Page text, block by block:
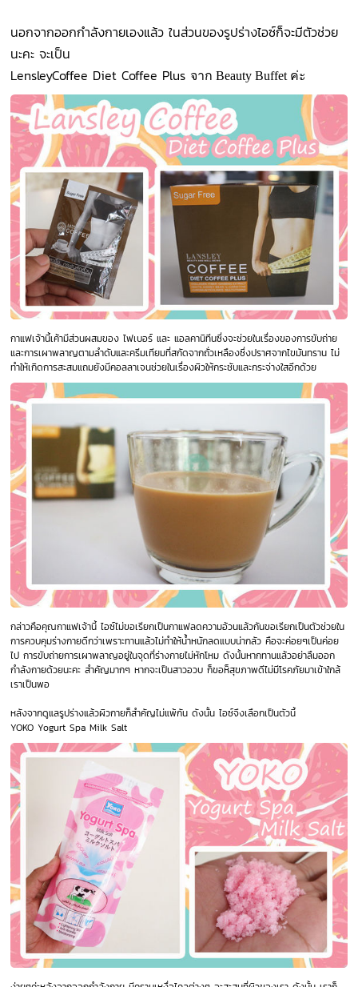
นอกจากออกกำลังกายเองแล้ว ในส่วนของรูปร่างไอซ์ก็จะมีตัวช่วย
นะคะ จะเป็น
LensleyCoffee Diet Coffee Plus จาก Beauty Buffet ค่ะ
กาแฟเจ้านี้เค้ามีส่วนผสมของ ไฟเบอร์ และ แอลคานิทีนซึ่งจะช่วยในเรื่องของการขับถ่าย
และการเผาพลาญตามลำดับและครีมเทียมที่สกัดจากถั่วเหลืองซึ่งปราศจากไขมันทราน ไม่
ทำให้เกิดการสะสมแถมยังมีคอลลาเจนช่วยในเรื่องผิวให้กระชับและกระจ่างใสอีกด้วย
กล่าวคือคุณกาแฟเจ้านี้ ไอซ์ไม่ขอเรียกเป็นกาแฟลดความอ้วนแล้วกันขอเรียกเป็นตัวช่วยใน
การควบคุมร่างกายดีกว่าเพราะทานแล้วไม่ทำให้น้ำหนักลดแบบน่ากลัว คือจะค่อยๆเป็นค่อย
ไป การขับถ่ายการเผาพลาญอยู่ในจุดที่ร่างกายไม่หักโหม ดังนั้นหากทานแล้วอย่าลืมออก
กำลังกายด้วยนะคะ สำคัญมากๆ หากจะเป็นสาวอวบ ก็ขอห็สุขภาพดีไม่มีโรคภัยมาเข้าใกล้
เราเป็นพอ
หลังจากดูแลรูปร่างแล้วผิวกายก็สำคัญไม่แพ้กัน ดังนั้น ไอซ์จึงเลือกเป็นตัวนี้
YOKO Yogurt Spa Milk Salt